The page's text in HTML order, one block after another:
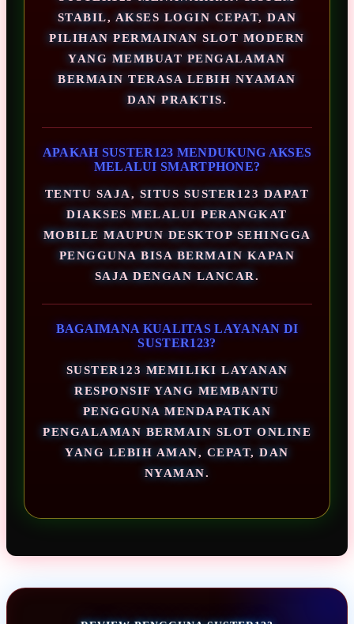
STABIL, AKSES LOGIN CEPAT, DAN
PILIHAN PERMAINAN SLOT MODERN
YANG MEMBUAT PENGALAMAN
BERMAIN TERASA LEBIH NYAMAN
DAN PRAKTIS.
APAKAH SUSTER123 MENDUKUNG AKSES
MELALUI SMARTPHONE?
TENTU SAJA, SITUS SUSTER123 DAPAT
DIAKSES MELALUI PERANGKAT
MOBILE MAUPUN DESKTOP SEHINGGA
PENGGUNA BISA BERMAIN KAPAN
SAJA DENGAN LANCAR.
BAGAIMANA KUALITAS LAYANAN DI
SUSTER123?
SUSTER123 MEMILIKI LAYANAN
RESPONSIF YANG MEMBANTU
PENGGUNA MENDAPATKAN
PENGALAMAN BERMAIN SLOT ONLINE
YANG LEBIH AMAN, CEPAT, DAN
NYAMAN.